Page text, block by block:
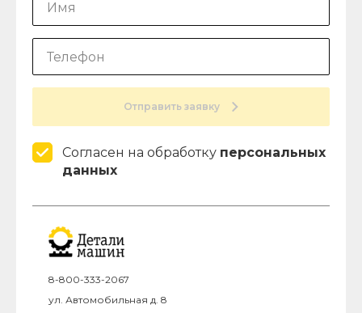
Отправить заявку
Согласен на обработку персональных
данных
8-800-333-2067
ул. Автомобильная д. 8